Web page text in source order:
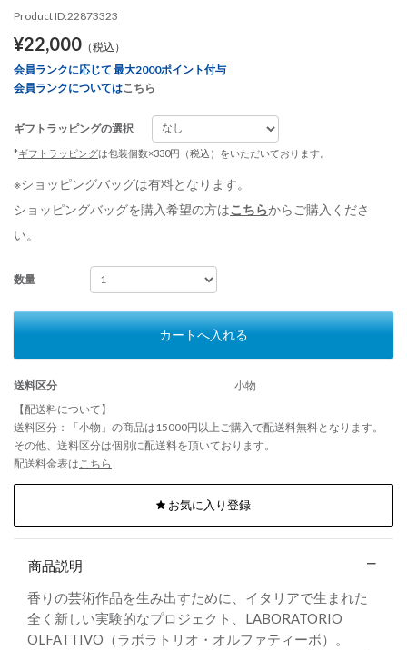
Product ID:22873323
¥22,000 （税込）
会員ランクに応じて 最大2000ポイント付与
会員ランクについてはこちら
ギフトラッピングの選択
*ギフトラッピングは包装個数×330円（税込）をいただいております。
※ショッピングバッグは有料となります。
ショッピングバッグを購入希望の方はこちらからご購入くださ
い。
数量
カートへ入れる
送料区分
小物
【配送料について】
送料区分：「小物」の商品は15000円以上ご購入で配送料無料となります。
その他、送料区分は個別に配送料を頂いております。
配送料金表は こちら
お気に入り登録
商品説明
香りの芸術作品を生み出すために、イタリアで生まれた
全く新しい実験的なプロジェクト、LABORATORIO
OLFATTIVO（ラボラトリオ・オルファティーボ）。